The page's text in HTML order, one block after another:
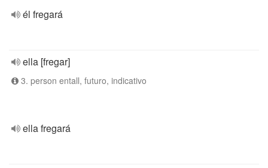
él fregará
ella [fregar]
3. person entall, futuro, indicativo
ella fregará